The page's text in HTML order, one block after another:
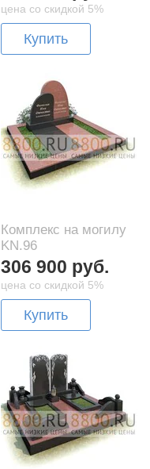
цена со скидкой 5%
Купить
Комплекс на могилу
KN.96
306 900 руб.
цена со скидкой 5%
Купить